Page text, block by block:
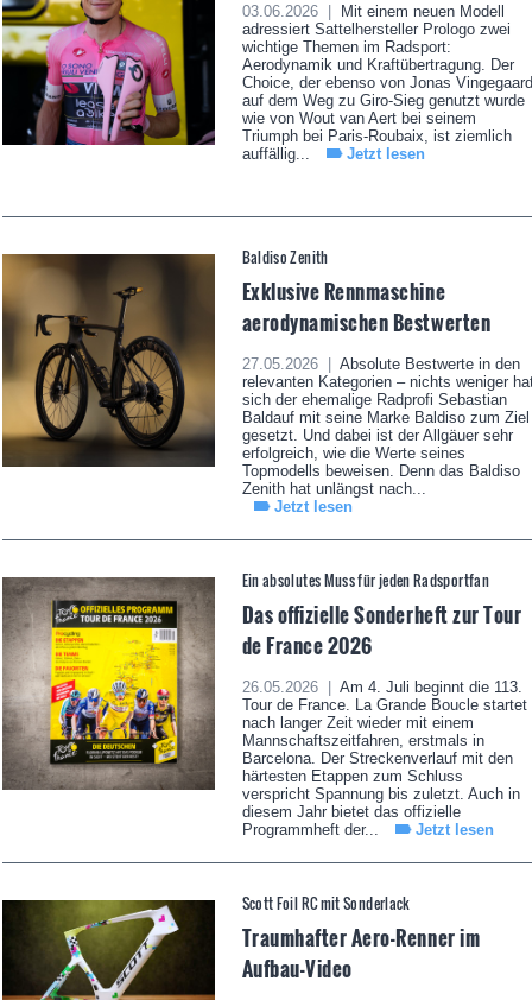
03.06.2026 |
Mit einem neuen Modell
adressiert Sattelhersteller Prologo zwei
wichtige Themen im Radsport:
Aerodynamik und Kraftübertragung. Der
Choice, der ebenso von Jonas Vingegaard
auf dem Weg zu Giro-Sieg genutzt wurde
wie von Wout van Aert bei seinem
Triumph bei Paris-Roubaix, ist ziemlich
auffällig...
Jetzt lesen
Baldiso Zenith
Exklusive Rennmaschine
aerodynamischen Bestwerten
27.05.2026 |
Absolute Bestwerte in den
relevanten Kategorien – nichts weniger
sich der ehemalige Radprofi Sebastian
Baldauf mit seine Marke Baldiso zum Ziel
gesetzt. Und dabei ist der Allgäuer sehr
erfolgreich, wie die Werte seines
Topmodells beweisen. Denn das Baldiso
Zenith hat unlängst nach...
Jetzt lesen
Ein absolutes Muss für jeden Radsportfan
Das offizielle Sonderheft zur Tour
de France 2026
26.05.2026 |
Am 4. Juli beginnt die 113.
Tour de France. La Grande Boucle startet
nach langer Zeit wieder mit einem
Mannschaftszeitfahren, erstmals in
Barcelona. Der Streckenverlauf mit den
härtesten Etappen zum Schluss
verspricht Spannung bis zuletzt. Auch in
diesem Jahr bietet das offizielle
Programmheft der...
Jetzt lesen
Scott Foil RC mit Sonderlack
Traumhafter Aero-Renner im
Aufbau-Video